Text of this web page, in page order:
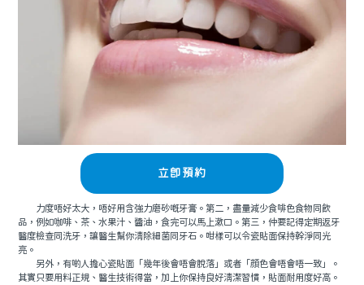
立即預約
力度唔好太大，唔好用含強力磨砂嘅牙膏。第二，盡量減少食啡色食物同飲
品，例如咖啡、茶、水果汁、醬油，食完可以馬上漱口。第三，仲要記得定期返牙
醫度檢查同洗牙，讓醫生幫你清除細菌同牙石。咁樣可以令瓷貼面保持幹淨同光
亮。
另外，有啲人擔心瓷貼面「幾年後會唔會脫落」或者「顔色會唔會唔一致」。
其實只要用料正規、醫生技術得當，加上你保持良好清潔習慣，貼面耐用度好高。